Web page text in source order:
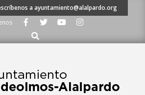
a ayuntamiento@alalpardo.org
Buscar